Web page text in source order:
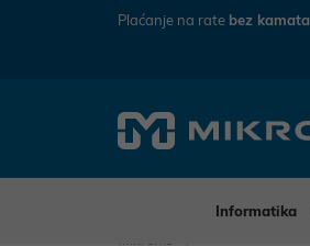
Plaćanje na rate bez kamata
Informatika